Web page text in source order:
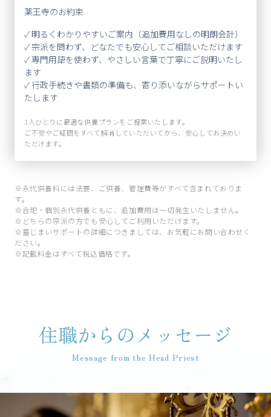
薬王寺のお約束
✓ 明るくわかりやすいご案内（追加費用なしの明朗会計）
✓ 宗派を問わず、どなたでも安心してご相談いただけます
✓ 専門用語を使わず、やさしい言葉で丁寧にご説明いたし
ます
✓ 行政手続きや書類の準備も、寄り添いながらサポートい
たします
1人ひとりに最適な供養プランをご提案いたします。
ご不安やご疑問をすべて解消していただいてから、安心してお決めい
ただけます。
※永代供養料には法要、ご供養、管理費等がすべて含まれておりま
す。
※合祀・個別永代供養ともに、追加費用は一切発生いたしません。
※どちらの宗派の方でも安心してご利用いただけます。
※墓じまいサポートの詳細につきましては、お気軽にお問い合わせく
ださい。
※記載料金はすべて税込価格です。
住職からのメッセージ
Message from the Head Priest